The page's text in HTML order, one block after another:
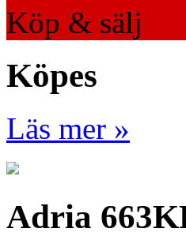
Köp & sälj
Köpes
Läs mer »
Adria